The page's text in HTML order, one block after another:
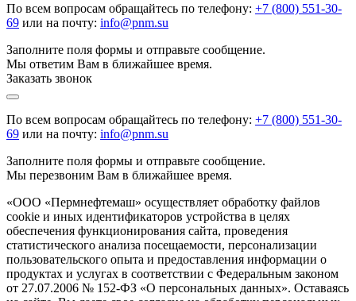
По всем вопросам обращайтесь по телефону: +7 (800) 551-30-
69 или на почту: info@pnm.su
Заполните поля формы и отправьте сообщение.
Мы ответим Вам в ближайшее время.
Заказать звонок
По всем вопросам обращайтесь по телефону: +7 (800) 551-30-
69 или на почту: info@pnm.su
Заполните поля формы и отправьте сообщение.
Мы перезвоним Вам в ближайшее время.
«ООО «Пермнефтемаш» осуществляет обработку файлов
cookie и иных идентификаторов устройства в целях
обеспечения функционирования сайта, проведения
статистического анализа посещаемости, персонализации
пользовательского опыта и предоставления информации о
продуктах и услугах в соответствии с Федеральным законом
от 27.07.2006 № 152-ФЗ «О персональных данных». Оставаясь